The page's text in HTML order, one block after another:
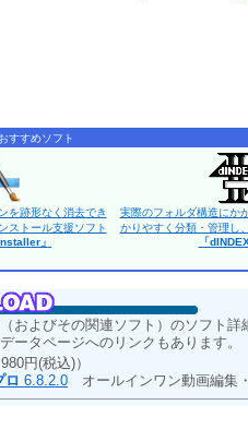
すすめソフト
を跡形なく消去でき
ストール支援ソフト
」
実際のフォルダ構造にか
かりやすく分類・管理し
「
およびその関連ソフト）のソフト
ータページへのリンクもあります。
円(税込)）
ロ 6.8.2.0 オールインワン動画編集